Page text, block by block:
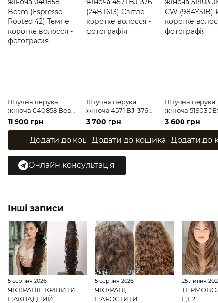
Штучна перука
жіноча 040858 Beam
(Espresso Rooted 42)
Темне коротке
волосся
11 900 грн
Додати до кошика
Онлайн консультація
Штучна перука
жіноча 4571 BJ-376
(24BT613) Світле
коротке волосся
3 700 грн
Додати до кошика
Штучна перука
жіноча 51903
CW (984YSIB)
коротке
3 600 грн
Додати до
Інші записи
5 серпня 2026
ЯК КРАЩЕ КРІПИТИ
НАКЛАДНИЙ
5 серпня 2026
ЯК КРАЩЕ
НАРОСТИТИ
25 липня
ЦЕ?